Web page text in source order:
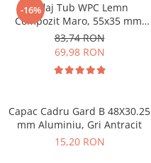
-16%Riflaj Tub WPC Lemn
Compozit Maro, 55x35 mm,
Profil Rectangular Ramforsat,
Lungime 2.9 m
83,74 RON
69,98 RON
Capac Cadru Gard B 48X30.25
mm Aluminiu, Gri Antracit
15,20 RON